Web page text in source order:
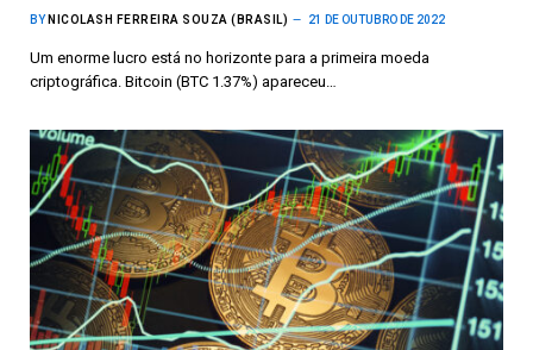
BY NICOLASH FERREIRA SOUZA (BRASIL) 21 DE OUTUBRO DE 2022
Um enorme lucro está no horizonte para a primeira moeda
criptográfica. Bitcoin (BTC 1.37%) apareceu…